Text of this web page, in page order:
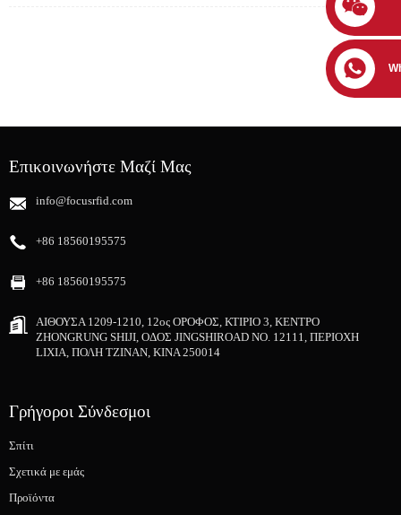
Επικοινωνήστε Μαζί Μας
info@focusrfid.com
+86 18560195575
+86 18560195575
ΑΙΘΟΥΣΑ 1209-1210, 12ος ΟΡΟΦΟΣ, ΚΤΙΡΙΟ 3, ΚΕΝΤΡΟ
ZHONGRUNG SHIJI, ΟΔΟΣ JINGSHIROAD NO. 12111, ΠΕΡΙΟΧΗ
LIXIA, ΠΟΛΗ ΤΖΙΝΑΝ, ΚΙΝΑ 250014
Γρήγοροι Σύνδεσμοι
Σπίτι
Σχετικά με εμάς
Προϊόντα